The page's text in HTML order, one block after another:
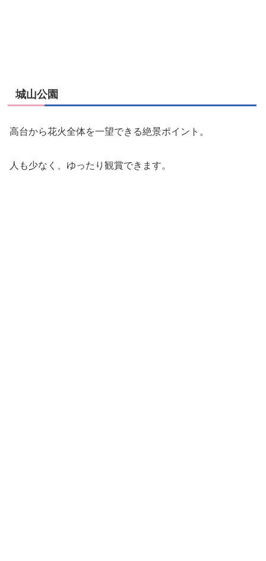
城山公園
高台から花火全体を一望できる絶景ポイント。
人も少なく、ゆったり観賞できます。